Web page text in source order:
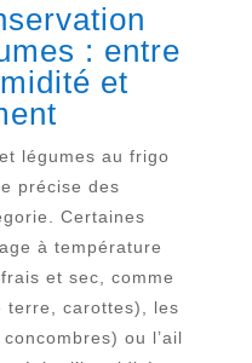
: entre
et
légumes au frigo
précise des
Certaines
à température
et sec, comme
terre, carottes), les
ou l’ail